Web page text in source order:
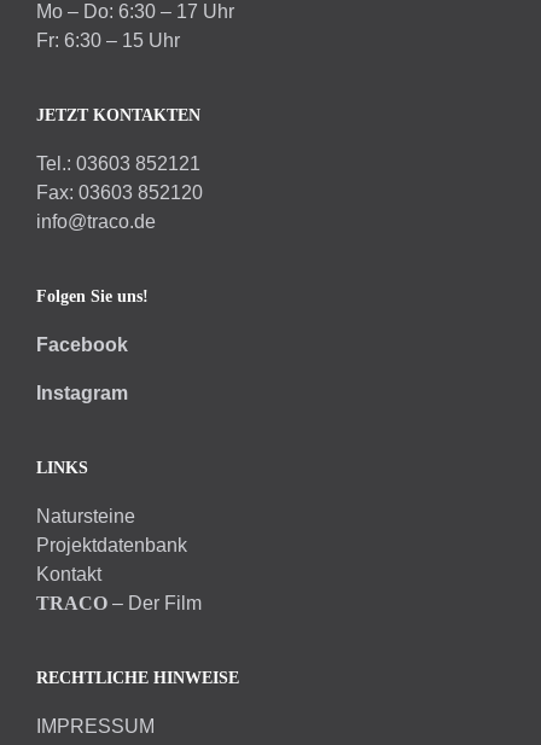
Mo – Do: 6:30 – 17 Uhr
Fr: 6:30 – 15 Uhr
JETZT KONTAKTEN
Tel.: 03603 852121
Fax: 03603 852120
info@traco.de
Folgen Sie uns!
Facebook
Instagram
LINKS
Natursteine
Projektdatenbank
Kontakt
TRACO – Der Film
RECHTLICHE HINWEISE
IMPRESSUM